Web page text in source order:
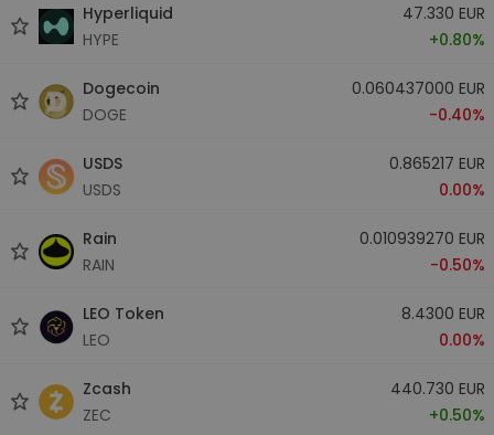
Hyperliquid
HYPE
47.330 EUR
+0.80%
Dogecoin
DOGE
0.060437000 EUR
-0.40%
USDS
USDS
0.865217 EUR
0.00%
Rain
RAIN
0.010939270 EUR
-0.50%
LEO Token
LEO
8.4300 EUR
0.00%
Zcash
ZEC
440.730 EUR
+0.50%